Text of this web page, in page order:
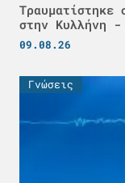
Τραυματίστηκε
στην Κυλλήνη -
09.08.26
Γνώσεις